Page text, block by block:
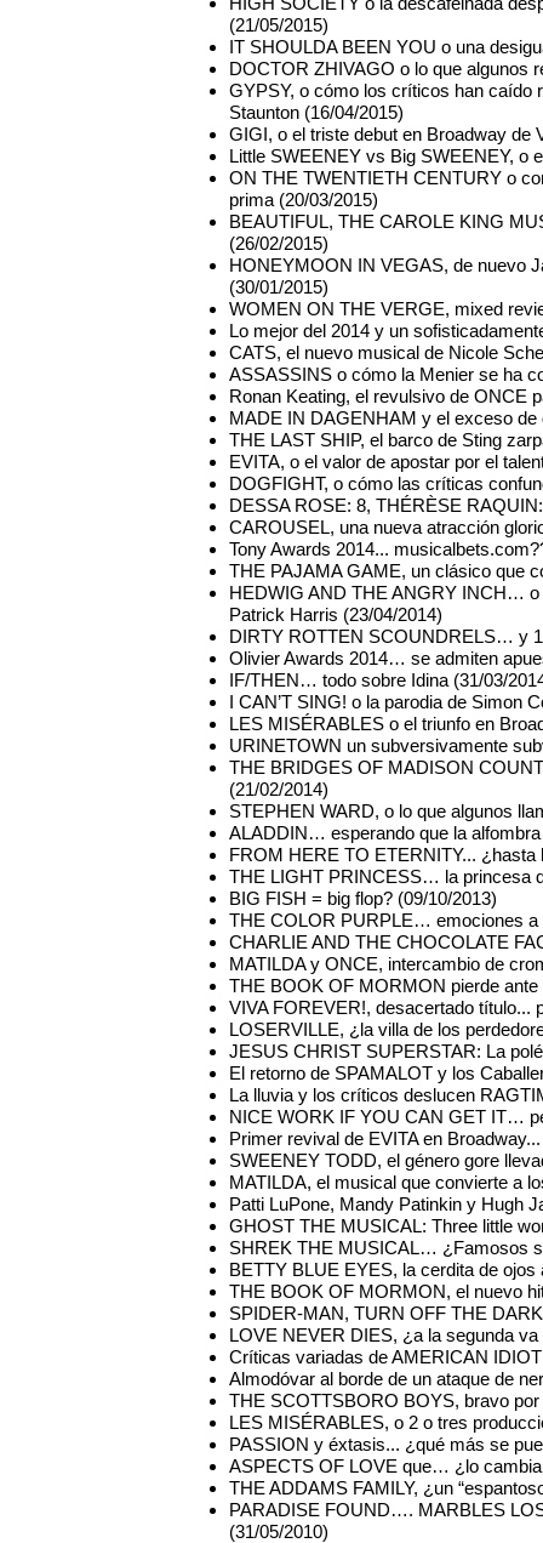
(21/05/2015)
IT SHOULDA BEEN YOU o una
DOCTOR ZHIVAGO o lo que algunos
GYPSY, o cómo los críticos han caído
Staunton (16/04/2015)
GIGI, o el triste debut en Broadway de
Little SWEENEY vs Big SWEENEY, o
ON THE TWENTIETH CENTURY o
prima (20/03/2015)
BEAUTIFUL, THE CAROLE KING
(26/02/2015)
HONEYMOON IN VEGAS, de nuevo
(30/01/2015)
WOMEN ON THE VERGE, mixed
Lo mejor del 2014 y un
CATS, el nuevo musical de Nicole
ASSASSINS o cómo la Menier se ha
Ronan Keating, el revulsivo de ONCE
MADE IN DAGENHAM y el exceso de
THE LAST SHIP, el barco de Sting
EVITA, o el valor de apostar por el
DOGFIGHT, o cómo las críticas
DESSA ROSE: 8, THÉRÈSE
CAROUSEL, una nueva atracción
Tony Awards 2014...
THE PAJAMA GAME, un clásico que
HEDWIG AND THE ANGRY INCH…
Patrick Harris (23/04/2014)
DIRTY ROTTEN SCOUNDRELS… y
Olivier Awards 2014… se admiten
IF/THEN… todo sobre Idina (31/03/
I CAN’T SING! o la parodia de Simon
LES MISÉRABLES o el triunfo en
URINETOWN un subversivamente
THE BRIDGES OF MADISON
(21/02/2014)
STEPHEN WARD, o lo que algunos
ALADDIN… esperando que la
FROM HERE TO ETERNITY... ¿hasta
THE LIGHT PRINCESS… la princesa
BIG FISH = big flop? (09/10/2013)
THE COLOR PURPLE… emociones a
CHARLIE AND THE CHOCOLATE
MATILDA y ONCE, intercambio de
THE BOOK OF MORMON pierde
VIVA FOREVER!, desacertado título...
LOSERVILLE, ¿la villa de los
JESUS CHRIST SUPERSTAR: La
El retorno de SPAMALOT y los
La lluvia y los críticos deslucen
NICE WORK IF YOU CAN GET IT…
Primer revival de EVITA en
SWEENEY TODD, el género gore
MATILDA, el musical que convierte a
Patti LuPone, Mandy Patinkin y Hugh
GHOST THE MUSICAL: Three little
SHREK THE MUSICAL… ¿Famosos
BETTY BLUE EYES, la cerdita de
THE BOOK OF MORMON, el nuevo
SPIDER-MAN, TURN OFF THE
LOVE NEVER DIES, ¿a la segunda
Críticas variadas de AMERICAN
Almodóvar al borde de un ataque de
THE SCOTTSBORO BOYS, bravo
LES MISÉRABLES, o 2 o tres
PASSION y éxtasis... ¿qué más se
ASPECTS OF LOVE que… ¿lo
THE ADDAMS FAMILY, ¿un
PARADISE FOUND…. MARBLES
(31/05/2010)